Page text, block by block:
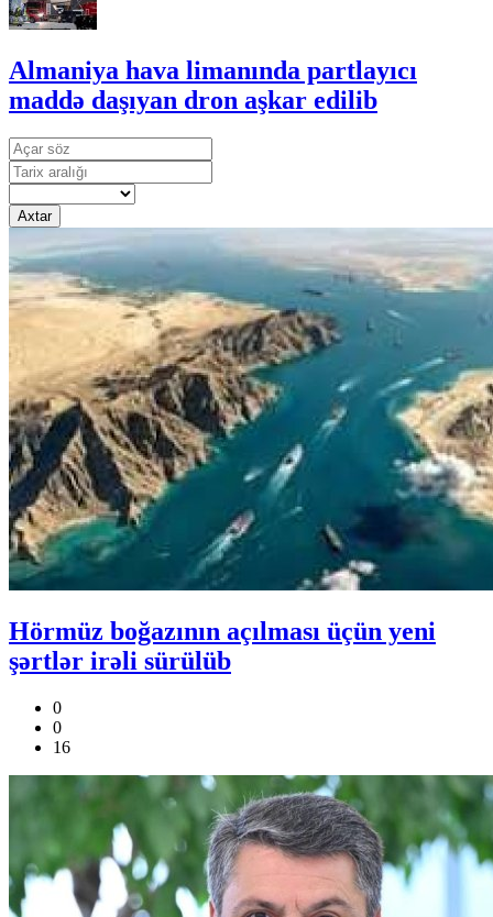
Almaniya hava limanında partlayıcı
maddə daşıyan dron aşkar edilib
Axtar
Hörmüz boğazının açılması üçün yeni
şərtlər irəli sürülüb
0
0
16